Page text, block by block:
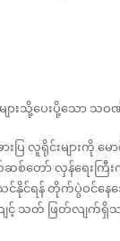
ျားသို့ပေးပို့သော သ
ပြ လူရိုင်းများကို
က်ဆစ်တော် လှန်ရေး
နိုင်ရန် တိုက်ပွဲဝင်နေ
သတ် ဖြတ်လျက်ရှိသ